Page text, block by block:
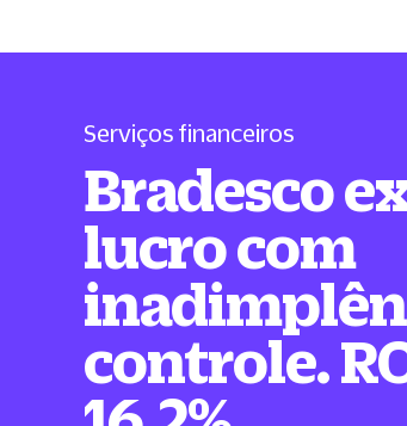
Serviços financeiros
Bradesco
lucro com
controle.